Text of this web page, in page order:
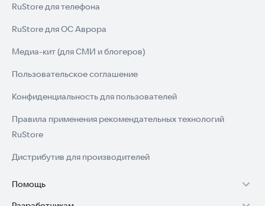
RuStore для телефона
RuStore для ОС Аврора
Медиа-кит (для СМИ и блогеров)
Пользовательское соглашение
Конфиденциальность для пользователей
Правила применения рекомендательных технологий
RuStore
Дистрибутив для производителей
Помощь